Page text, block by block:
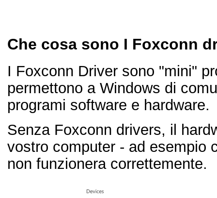
Che cosa sono I Foxconn
I Foxconn Driver sono "mini"
permettono a Windows di
programi software e hardware.
Senza Foxconn drivers, il
vostro computer - ad esempio
non funzionera correttemente.